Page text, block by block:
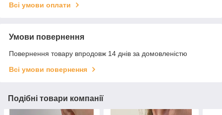
Всі умови оплати
Умови повернення
Повернення товару впродовж 14 днів за домовленістю
Всі умови повернення
Подібні товари компанії